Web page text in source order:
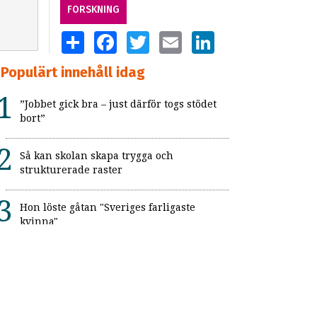
FORSKNING
SHARE FACEBOOKTWITTEREMAIL LINKEDIN
Populärt innehåll idag
”Jobbet gick bra – just därför togs stödet
bort”
Så kan skolan skapa trygga och
strukturerade raster
Hon löste gåtan "Sveriges farligaste
kvinna"